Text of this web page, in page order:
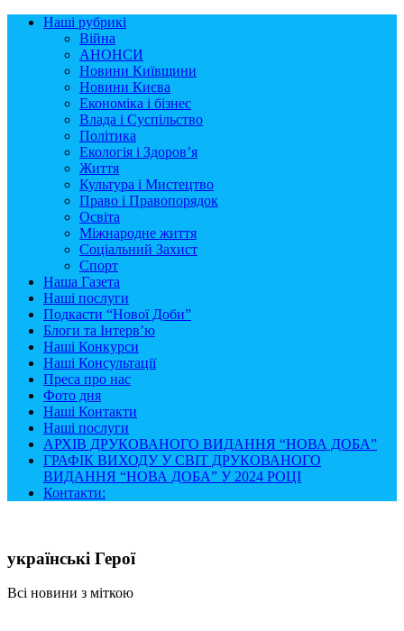
Наші рубрикі
Війна
АНОНСИ
Новини Київщини
Новини Києва
Економіка і бізнес
Влада і Суспільство
Політика
Екологія і Здоров’я
Життя
Культура і Мистецтво
Право і Правопорядок
Освіта
Міжнародне життя
Соціальний Захист
Спорт
Наша Газета
Наші послуги
Подкасти “Нової Доби”
Блоги та Інтерв’ю
Наші Конкурси
Наші Консультації
Преса про нас
Фото дня
Наші Контакти
Наші послуги
АРХІВ ДРУКОВАНОГО ВИДАННЯ “НОВА ДОБА”
ГРАФІК ВИХОДУ У СВІТ ДРУКОВАНОГО
ВИДАННЯ “НОВА ДОБА” У 2024 РОЦІ
Контакти:
українські Герої
Всі новини з міткою